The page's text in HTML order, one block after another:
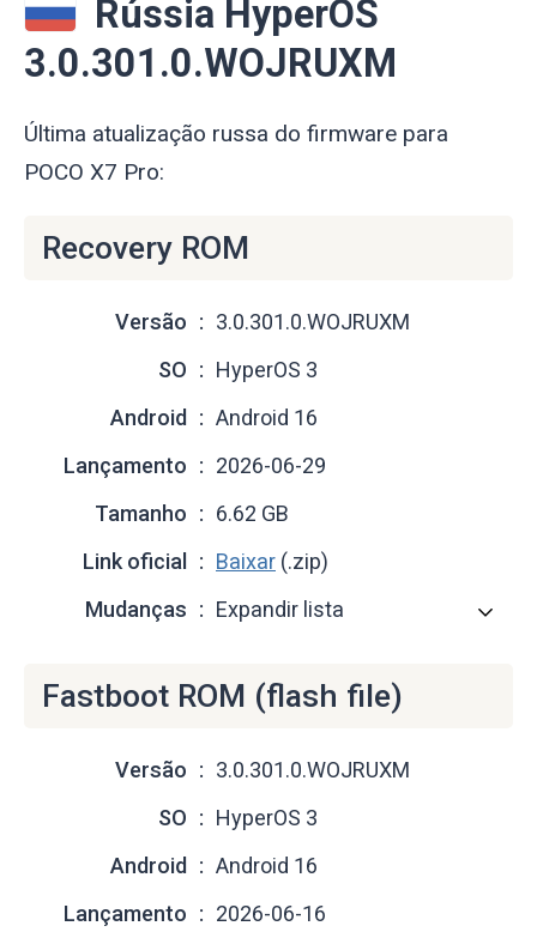
Rússia HyperOS
3.0.301.0.WOJRUXM
Última atualização russa do firmware para
POCO X7 Pro:
Recovery ROM
Versão
3.0.301.0.WOJRUXM
SO
HyperOS 3
Android
Android 16
Lançamento
2026-06-29
Tamanho
6.62 GB
Link oficial
Baixar (.zip)
Mudanças
Expandir lista
Fastboot ROM (flash file)
Versão
3.0.301.0.WOJRUXM
SO
HyperOS 3
Android
Android 16
Lançamento
2026-06-16